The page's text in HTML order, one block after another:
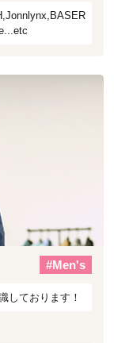
#Men's
しております！